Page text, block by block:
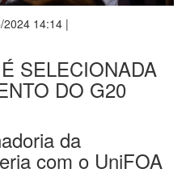
2024 14:14 |
SELECIONADA
DO G20
da
com o UniFOA